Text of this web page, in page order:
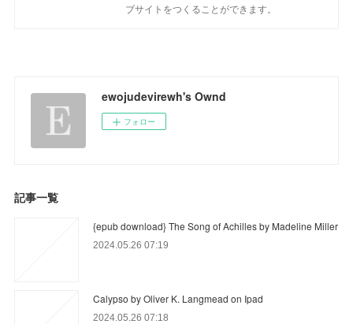
ブサイトをつくることができます。
ewojudevirewh's Ownd
フォロー
記事一覧
{epub download} The Song of Achilles by Madeline Miller
2024.05.26 07:19
Calypso by Oliver K. Langmead on Ipad
2024.05.26 07:18